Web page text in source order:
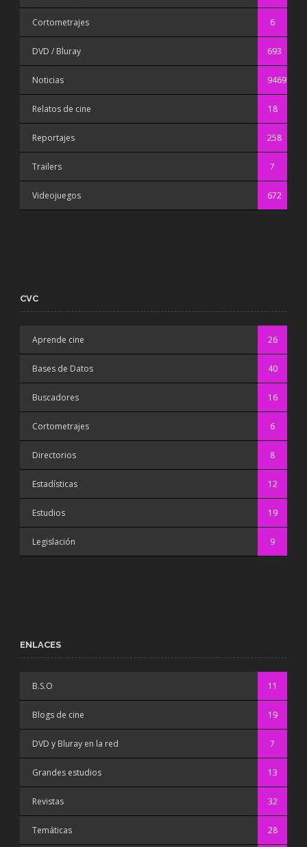
Cortometrajes 6
DVD / Bluray 693
Noticias 9469
Relatos de cine 18
Reportajes 258
Trailers 7
Videojuegos 672
CVC
Aprende cine 26
Bases de Datos 40
Buscadores 16
Cortometrajes 6
Directorios 8
Estadísticas 12
Estudios 19
Legislación 9
ENLACES
B.S.O 11
Blogs de cine 19
DVD y Bluray en la red 7
Grandes estudios 13
Revistas 32
Temáticas 28